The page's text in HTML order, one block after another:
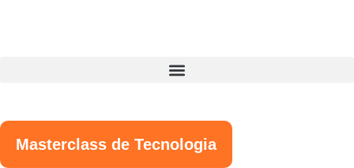
Masterclass de Tecnologia